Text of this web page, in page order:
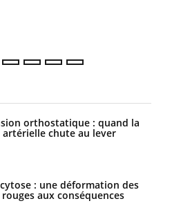
orthostatique : quand la
artérielle chute au lever
: une déformation des
aux conséquences